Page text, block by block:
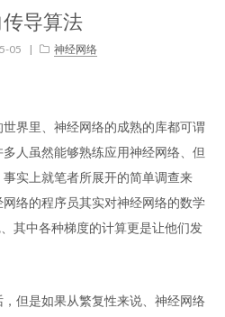
导算法
05 | 神经网络
界里、神经网络的成熟的库都可谓
人虽然能够熟练应用神经网络、但
实上就笔者所展开的简单调查来
络的程序员其实对神经网络的数学
其中各种梯度的计算更是让他们发
但是如果从繁复性来说、神经网络